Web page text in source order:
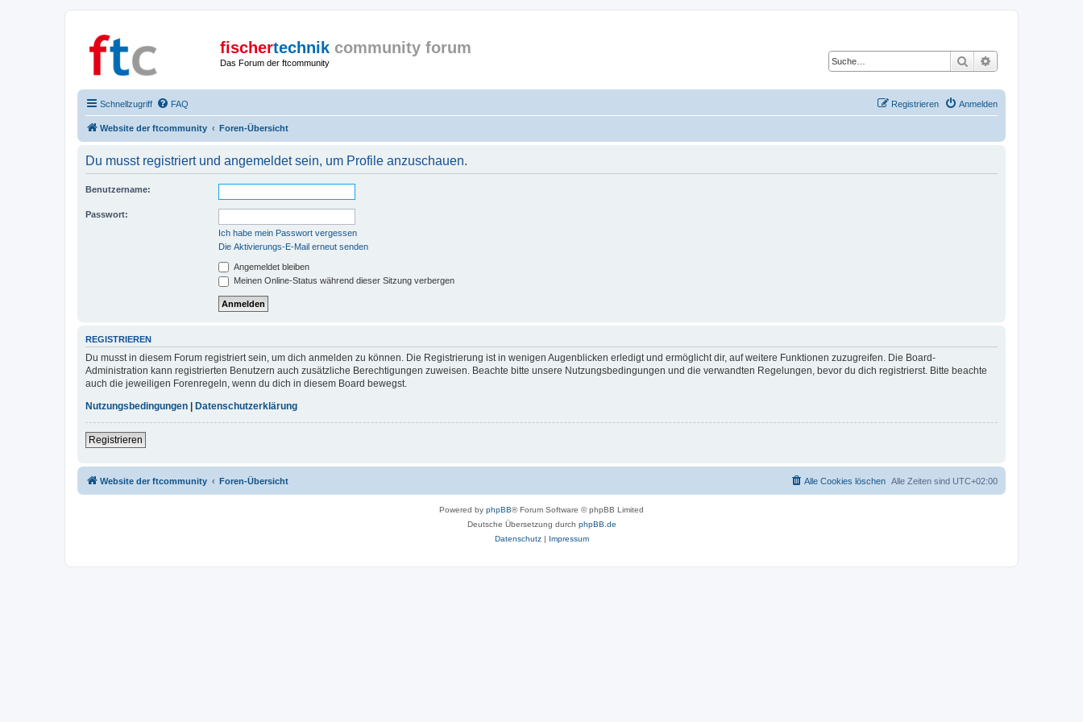
fischertechnik community forum
Das Forum der ftcommunity Suche
Schnellzugriff FAQ Anmelden
Registrieren
Website der ftcommunity Foren-Übersicht
Du musst registriert und angemeldet sein, um Profile anzuschauen.
Benutzername:
Passwort:
Ich habe mein Passwort vergessen
Die Aktivierungs-E-Mail erneut senden
Angemeldet bleiben
Meinen Online-Status während dieser Sitzung verbergen
REGISTRIEREN
Du musst in diesem Forum registriert sein, um dich anmelden zu können. Die Registrierung ist in wenigen Augenblicken erledigt und ermöglicht dir, auf weitere Funktionen zuzugreifen. Die Board-
Administration kann registrierten Benutzern auch zusätzliche Berechtigungen zuweisen. Beachte bitte unsere Nutzungsbedingungen und die verwandten Regelungen, bevor du dich registrierst. Bitte beachte
auch die jeweiligen Forenregeln, wenn du dich in diesem Board bewegst.
Nutzungsbedingungen
Datenschutzerklärung
Registrieren
Website der ftcommunity Foren-Übersicht Alle Zeiten sind UTC+02:00
Alle Cookies löschen
Powered by phpBB® Forum Software © phpBB Limited
Deutsche Übersetzung durch phpBB.de
Datenschutz| Impressum